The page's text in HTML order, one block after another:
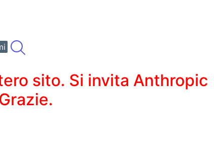
sito. Si invita Anthropic